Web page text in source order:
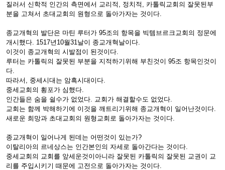
질러서 신학적 인간의 측면에서 교리적, 정치적, 카톨릭교회의 잘못된부
분을 고쳐서 초대교회의 원형으로 돌아가자는 것이다.
종교개혁의 발단은 마틴 루터가 95조의 항목을 빅템브르크교회의 정문에
개시했다. 1517년10월31날이 종교개혁날이다.
이것이 종교개혁의 시발점이 된것이다.
루터는 카톨릭의 잘못된 부분을 지적하기위해 부친것이 95조 항목인것이
다.
따라서, 중세시대는 암흑시대이다.
중세교회의 횡포가 심했다.
인간들은 숨을 쉴수가 없었다. 교회가 해결할수도 없었다.
교회는 함께 박해하기에 이것을 깨트리기위해 종교개혁이 일어난것이다.
새로운 희망과 초대교회의 원형교회로 돌아가자는 것이다.
종교개혁이 일어나게 된데는 어떤것이 있는가?
이탈리아의 르네상스는 인간본인의 자세로 돌아간다는 것이다.
중세교회의 교회를 앞세운것이아니라 잘못된 카톨릭의 잘못된 교권이 교
리를 주입시키기 때문에 고전으로 돌아가자는 것이다.